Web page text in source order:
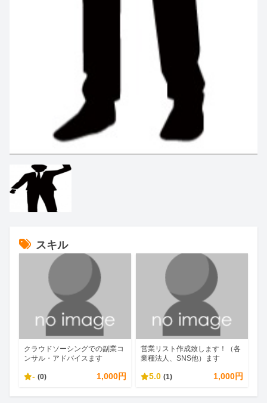
スキル
クラウドソーシングでの副業コ
ンサル・アドバイスます
- (0) 1,000円
営業リスト作成致します！（各
業種法人、SNS他）ます
5.0 (1) 1,000円